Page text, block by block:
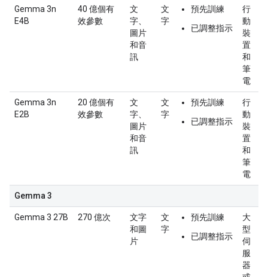
Gemma 3n
E4B
40 億個有
效參數
文
字、
圖片
和音
訊
文
字
預先訓練
已調整指示
行
動
裝
置
和
筆
電
Gemma 3n
E2B
20 億個有
效參數
文
字、
圖片
和音
訊
文
字
預先訓練
已調整指示
行
動
裝
置
和
筆
電
Gemma 3
Gemma 3 27B 270 億次
文字
和圖
片
文
字
預先訓練
已調整指示
大
型
伺
服
器